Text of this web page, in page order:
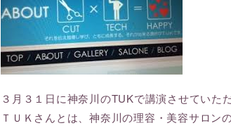
３月３１日に神奈川のTUKで講演させていただ
ＴＵＫさんとは、神奈川の理容・美容サロン